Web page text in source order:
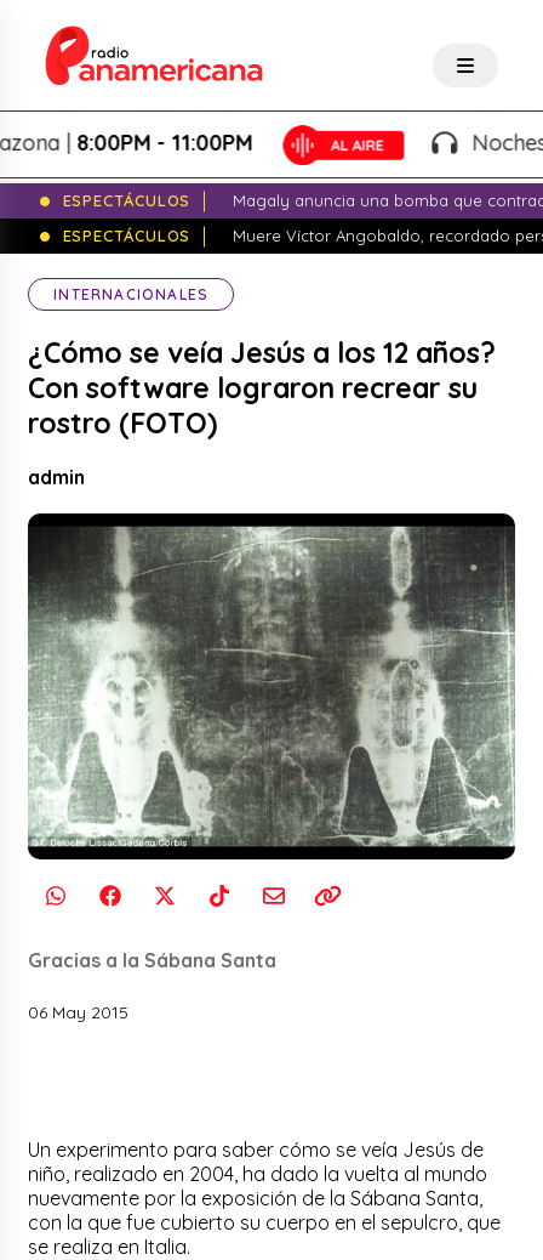
|8:00PM - 11:00PM Noches de
ESPECTÁCULOS
Magaly anuncia una bomba que
ESPECTÁCULOS
Muere Víctor Angobaldo, recordado
INTERNACIONALES
¿Cómo se veía Jesús a los 12 años?
Con software lograron recrear su
rostro (FOTO)
admin
Gracias a la Sábana Santa
06 May 2015
Un experimento para saber cómo se veía Jesús de
niño, realizado en 2004, ha dado la vuelta al mundo
nuevamente por la exposición de la Sábana Santa,
con la que fue cubierto su cuerpo en el sepulcro, que
se realiza en Italia.